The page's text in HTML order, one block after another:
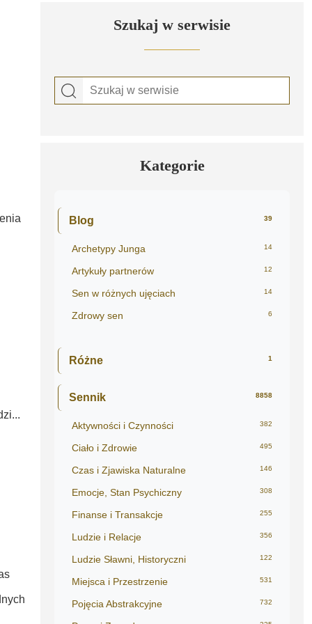
Szukaj w serwisie
Kategorie
Blog 39
Archetypy Junga 14
Artykuły partnerów 12
Sen w różnych ujęciach 14
Zdrowy sen 6
Różne 1
Sennik 8858
Aktywności i Czynności 382
Ciało i Zdrowie 495
Czas i Zjawiska Naturalne 146
Emocje, Stan Psychiczny 308
Finanse i Transakcje 255
Ludzie i Relacje 356
Ludzie Sławni, Historyczni 122
Miejsca i Przestrzenie 531
Pojęcia Abstrakcyjne 732